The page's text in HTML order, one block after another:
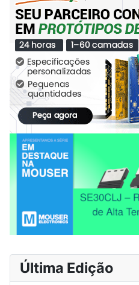
Última Edição